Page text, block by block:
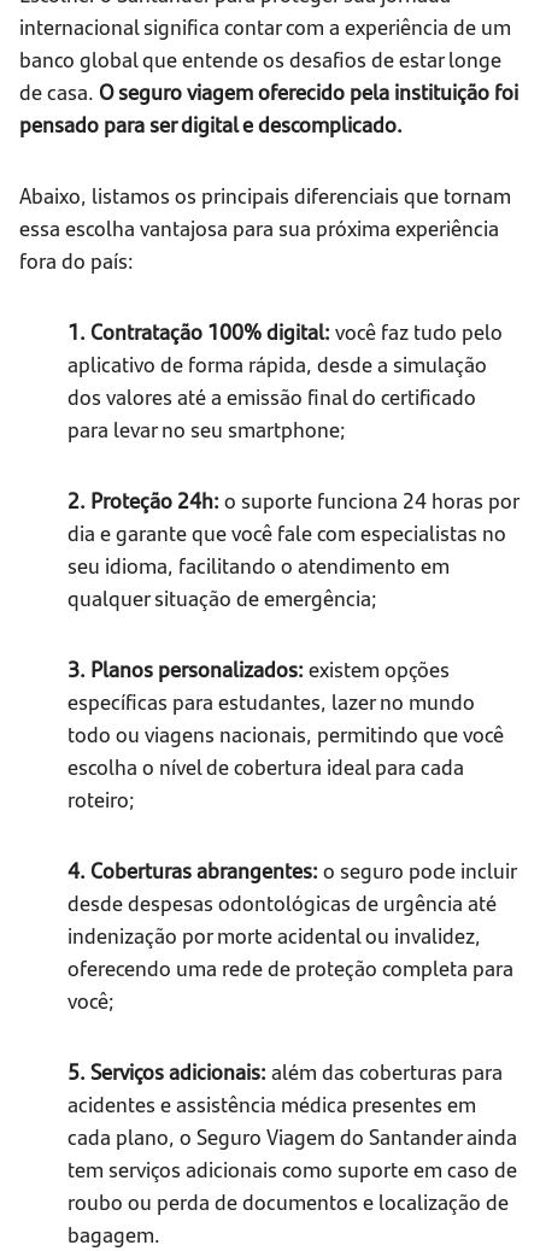
internacional significa contar com a experiência de um
banco global que entende os desafios de estar longe
de casa. O seguro viagem oferecido pela instituição foi
pensado para ser digital e descomplicado.
Abaixo, listamos os principais diferenciais que tornam
essa escolha vantajosa para sua próxima experiência
fora do país:
1. Contratação 100% digital: você faz tudo pelo
aplicativo de forma rápida, desde a simulação
dos valores até a emissão final do certificado
para levar no seu smartphone;
2. Proteção 24h: o suporte funciona 24 horas por
dia e garante que você fale com especialistas no
seu idioma, facilitando o atendimento em
qualquer situação de emergência;
3. Planos personalizados: existem opções
específicas para estudantes, lazer no mundo
todo ou viagens nacionais, permitindo que você
escolha o nível de cobertura ideal para cada
roteiro;
4. Coberturas abrangentes: o seguro pode incluir
desde despesas odontológicas de urgência até
indenização por morte acidental ou invalidez,
oferecendo uma rede de proteção completa para
você;
5. Serviços adicionais: além das coberturas para
acidentes e assistência médica presentes em
cada plano, o Seguro Viagem do Santander ainda
tem serviços adicionais como suporte em caso de
roubo ou perda de documentos e localização de
bagagem.